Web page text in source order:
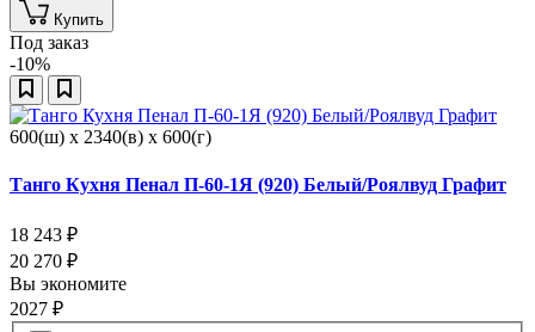
Купить
Под заказ
-10%
600(ш) x 2340(в) x 600(г)
Танго Кухня Пенал П-60-1Я (920) Белый/Роялвуд Графит
18 243 ₽
20 270 ₽
Вы экономите
2027 ₽